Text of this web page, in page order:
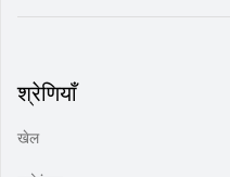
श्रेणियाँ
खेल